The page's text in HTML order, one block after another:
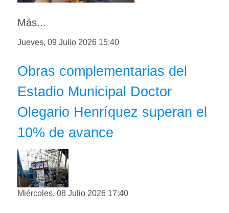
Más...
Jueves, 09 Julio 2026 15:40
Obras complementarias del
Estadio Municipal Doctor
Olegario Henríquez superan el
10% de avance
Miércoles, 08 Julio 2026 17:40